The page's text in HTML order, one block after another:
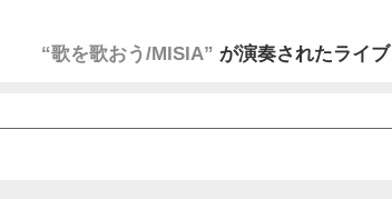
“歌を歌おう/MISIA” が演奏されたライ